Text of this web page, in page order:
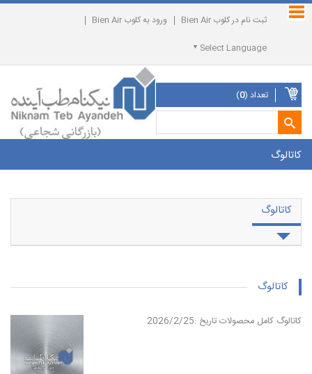
ثبت نام در کلوب Bien Air
ورود به کلوب Bien Air
Select Language
تعداد (0
)
کاتالوگ
کاتالوگ
کاتالوگ
کاتالوگ کامل محصولاتتاریخ :2026/2/25